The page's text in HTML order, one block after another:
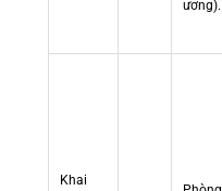
ương).
Khai